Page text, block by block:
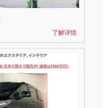
了解详情